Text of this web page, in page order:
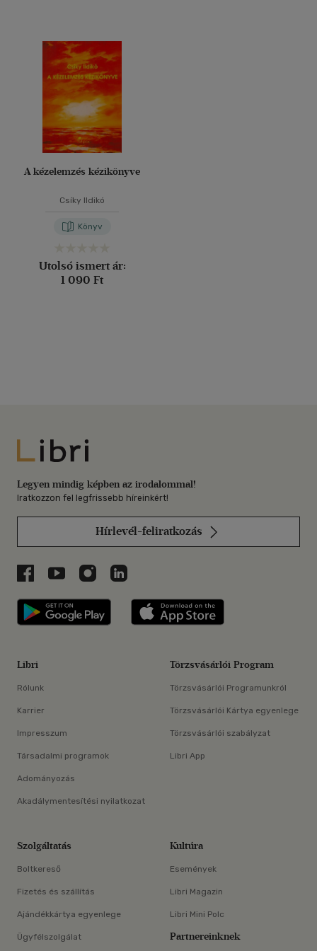
A kézelemzés kézikönyve
Csíky Ildikó
Könyv
Utolsó ismert ár:
1 090 Ft
Libri
Legyen mindig képben az irodalommal!
Iratkozzon fel legfrissebb híreinkért!
Hírlevél-feliratkozás
Libri a Facebookon
Libri a Youtube-on
Libri az Instagramon
Libri a LinkedInen
Libri applikáció Szerezd meg: Google
Libri
Rólunk
Karrier
Impresszum
Társadalmi programok
Adományozás
Akadálymentesítési nyilatkozat
Törzsvásárlói Program
Törzsvásárlói Programunkról
Törzsvásárlói Kártya egyenlege
Törzsvásárlói szabályzat
Libri App
Szolgáltatás
Boltkereső
Fizetés és szállítás
Ajándékkártya egyenlege
Ügyfélszolgálat
Kultúra
Események
Libri Magazin
Libri Mini Polc
Partnereinknek